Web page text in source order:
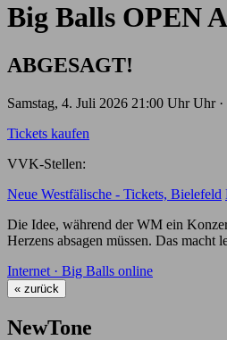
Big Balls OPEN
ABGESAGT!
Samstag, 4. Juli 2026 21:00 Uhr Uhr ·
Tickets kaufen
VVK-Stellen:
Neue Westfälische - Tickets, Bielefeld
Die Idee, während der WM ein
Herzens absagen müssen. Das
Internet · Big Balls online
« zurück
NewTone